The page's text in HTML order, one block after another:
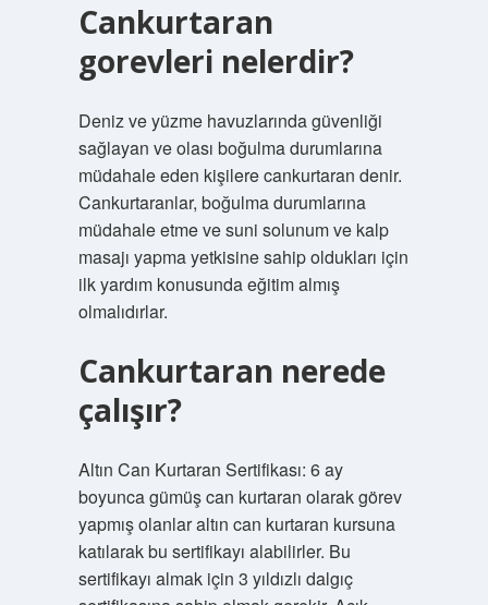
Cankurtaran
gorevleri nelerdir?
Deniz ve yüzme havuzlarında güvenliği
sağlayan ve olası boğulma durumlarına
müdahale eden kişilere cankurtaran denir.
Cankurtaranlar, boğulma durumlarına
müdahale etme ve suni solunum ve kalp
masajı yapma yetkisine sahip oldukları için
ilk yardım konusunda eğitim almış
olmalıdırlar.
Cankurtaran nerede
çalışır?
Altın Can Kurtaran Sertifikası: 6 ay
boyunca gümüş can kurtaran olarak görev
yapmış olanlar altın can kurtaran kursuna
katılarak bu sertifikayı alabilirler. Bu
sertifikayı almak için 3 yıldızlı dalgıç